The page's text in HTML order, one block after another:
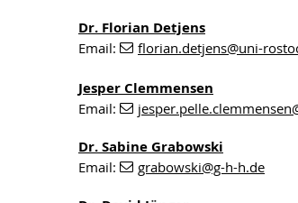
Dr. Florian Detjens
Email: florian.detjens@uni-
Jesper Clemmensen
Email: jesper.pelle.clemmensen
Dr. Sabine Grabowski
Email: grabowski@g-h-h.de